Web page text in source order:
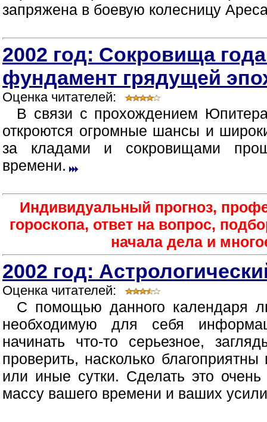
запряжена в боевую колесницу
2002 год: Сокровища
фундамент грядущей
Оценка читателей:
В связи с прохождением
откроются огромные шансы и
за кладами и сокровищами
времени.
Индивидуальный прогноз,
гороскопа, ответ на вопрос,
начала дела и
2002 год:
Оценка читателей:
С помощью данного календаря
необходимую для себя
начинать что-то серьезное,
проверить, насколько
или иные сутки. Сделать это
массу вашего времени и ваших